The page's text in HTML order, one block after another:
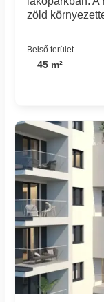
zöld
Belső terület
45 m²